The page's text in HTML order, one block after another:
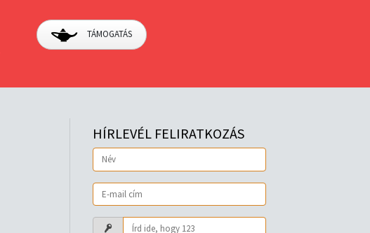
TÁMOGATÁS
HÍRLEVÉL FELIRATKOZÁS